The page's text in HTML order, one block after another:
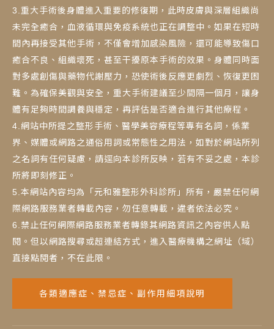
3.重大手術後身體進入重要的修復期，此時皮膚與深層組織尚
未完全癒合，血液循環與免疫系統也正在調整中。如果在短時
間內再接受其他手術，不僅會增加感染風險，還可能導致傷口
癒合不良、組織壞死，甚至干擾原本手術的效果。身體同時面
對多處創傷與藥物代謝壓力，恐使術後反應更劇烈、恢復更困
難。為確保美觀與安全，重大手術建議至少間隔一個月，讓身
體有足夠時間調養與穩定，再評估是否適合進行其他療程。
4.網站中所提之整形手術、醫學美容療程等專有名詞，係業
界、媒體或網路之通俗用詞或常態性之用法，如對於網站所列
之名詞有任何疑慮，請逕向本診所反映，若有不妥之處，本診
所將即刻修正。
5.本網站內容均為「元和雅整形外科診所」所有，嚴禁任何網
際網路服務業者轉載內容，勿任意轉載，違者依法必究。
6.禁止任何網際網路服務業者轉錄其網路資訊之內容供人點
閱。但以網路搜尋或超連結方式，進入醫療機構之網址（域）
直接點閱者，不在此限。
各類適應症、禁忌症、副作用細項說明